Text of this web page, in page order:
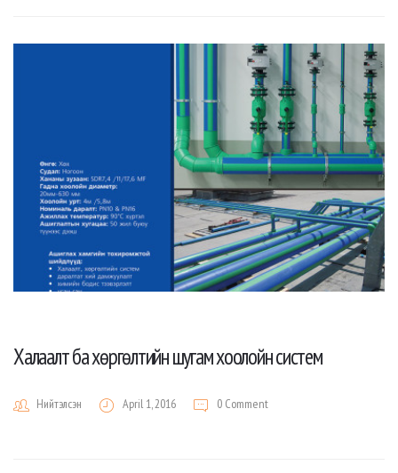
Халаалт ба хөргөлтийн шугам хоолойн систем
Нийтэлсэн April 1, 2016 0 Comment